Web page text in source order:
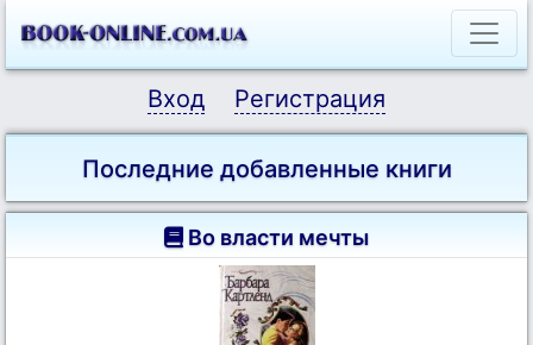
Вход Регистрация
Последние добавленные книги
Во власти мечты